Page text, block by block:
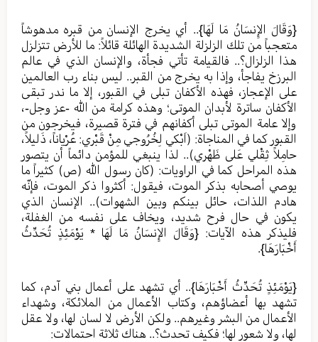
{وَقَالَ الإِنسَانُ مَا لَهَا}.. أي يخرج الإنسان من قبره مدهوشاً
متعجباً من تلك الزلزلة الشديدة الهائلة قائلاً: ما للأرض تتزلزل
هذا الزلزال؟.. فالقيامة تأتي فجأة، والإنسان الذي في عالم
البرزخ يفاجأ، وإذا به يخرج من القبر.. ليس بناء رب العالمين
على الإعجاز، فهذه الأكفان تبلى في القبور، إلا ما ندر تبقى
الأكفان ساترة لأبدان الموتى؛ وهذه كرامة من الله -عز وجل-،
وإلا عامة الموتى تبلى أكفانهم في فترة قصيرة، فيخرجون من
القبور كما في المناجاة: (اَبْكي لِخُرُوجي مِنْ قَبْري: عُرْياناً، ذَليلاً،
حامِلاً ثِقْلي عَلى ظَهْري).. لذا ينبغي للمؤمن دائماً أن يتصور
هذه المراحل كما في الراويات: (كان رسول الله (ص) كثيراً ما
يوصي أصحابه بذكر الموت، فيقول: أكثروا ذكر الموت، فإنّه
هادم اللذات، حائل بينكم وبين الشهوات).. الإنسان الذي
يكون في حال فرح شديد، ويخاف على نفسه من الغفلة،
فليذكر هذه الآيات: {وَقَالَ الإِنسَانُ مَا لَهَا * يَوْمَئِذٍ تُحَدِّثُ
أَخْبَارَهَا}.
{يَوْمَئِذٍ تُحَدِّثُ أَخْبَارَهَا}.. أي تشهد على أعمال بني آدم، كما
تشهد بها أعضاؤهم، وكتاب الأعمال من الملائكة، وشهداء
الأعمال من البشر وغيرهم.. ولكن الأرض لا لسان لها، ولا عقل
لها، ولا شعور لها؛ فكيف تحدث؟.. هناك ثلاثة احتمالات: